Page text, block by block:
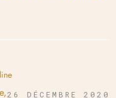
26 DÉCEMBRE 2020